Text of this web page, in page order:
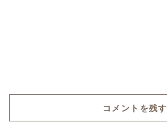
コメントを残す